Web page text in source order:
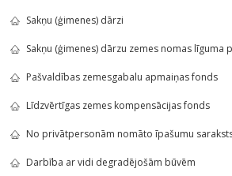
Sakņu (ģimenes) dārzi
Sakņu (ģimenes) dārzu zemes nomas līguma
Pašvaldības zemesgabalu apmaiņas fonds
Līdzvērtīgas zemes kompensācijas fonds
No privātpersonām nomāto īpašumu
Darbība ar vidi degradējošām būvēm